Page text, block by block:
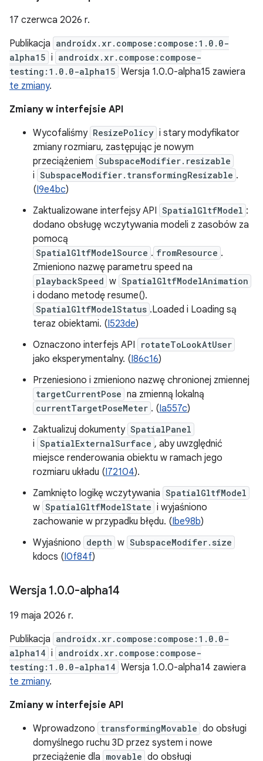
17 czerwca 2026 r.
Publikacja androidx.xr.compose:compose:1.0.0-
alpha15 i androidx.xr.compose:compose-
testing:1.0.0-alpha15 Wersja 1.0.0-alpha15 zawiera
te zmiany.
Zmiany w interfejsie API
Wycofaliśmy ResizePolicy i stary modyfikator
zmiany rozmiaru, zastępując je nowym
przeciążeniem SubspaceModifier.resizable
i SubspaceModifier.transformingResizable .
(I9e4bc)
Zaktualizowane interfejsy API SpatialGltfModel :
dodano obsługę wczytywania modeli z zasobów za
pomocą
SpatialGltfModelSource . fromResource .
Zmieniono nazwę parametru speed na
playbackSpeed w SpatialGltfModelAnimation
i dodano metodę resume().
SpatialGltfModelStatus .Loaded i Loading są
teraz obiektami. (I523de)
Oznaczono interfejs API
rotateToLookAtUser
jako eksperymentalny. (I86c16)
Przeniesiono i zmieniono nazwę chronionej zmiennej
targetCurrentPose na zmienną lokalną
currentTargetPoseMeter . (Ia557c)
Zaktualizuj dokumenty SpatialPanel
i SpatialExternalSurface , aby uwzględnić
miejsce renderowania obiektu w ramach jego
rozmiaru układu (I72104).
Zamknięto logikę wczytywania SpatialGltfModel
w SpatialGltfModelState i wyjaśniono
zachowanie w przypadku błędu. (Ibe98b)
Wyjaśniono depth w SubspaceModifer.size
kdocs (I0f84f)
Wersja 1.0.0-alpha14
19 maja 2026 r.
Publikacja androidx.xr.compose:compose:1.0.0-
alpha14 i androidx.xr.compose:compose-
testing:1.0.0-alpha14 Wersja 1.0.0-alpha14 zawiera
te zmiany.
Zmiany w interfejsie API
Wprowadzono transformingMovable do obsługi
domyślnego ruchu 3D przez system i nowe
przeciążenie dla movable do obsługi